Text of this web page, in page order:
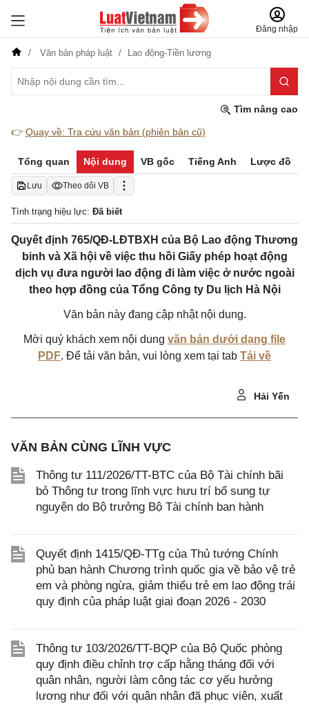
Đăng nhập
Văn bản pháp luật Lao động-Tiền lương
Tìm nâng cao
👉 Quay về: Tra cứu văn bản (phiên bản cũ)
Tổng quan Nội dung VB gốc Tiếng Anh Lược đồ
Lưu Theo dõi VB
Tình trạng hiệu lực: Đã biết
Quyết định 765/QĐ-LĐTBXH của Bộ Lao động Thương
binh và Xã hội về việc thu hồi Giấy phép hoạt động
dịch vụ đưa người lao động đi làm việc ở nước ngoài
theo hợp đồng của Tổng Công ty Du lịch Hà Nội
Văn bản này đang cập nhật nội dung.
Mời quý khách xem nội dung văn bản dưới dạng file
PDF. Để tải văn bản, vui lòng xem tại tab Tải về
Hải Yến
VĂN BẢN CÙNG LĨNH VỰC
Thông tư 111/2026/TT-BTC của Bộ Tài chính bãi
bỏ Thông tư trong lĩnh vực hưu trí bổ sung tự
nguyện do Bộ trưởng Bộ Tài chính ban hành
Quyết định 1415/QĐ-TTg của Thủ tướng Chính
phủ ban hành Chương trình quốc gia về bảo vệ trẻ
em và phòng ngừa, giảm thiểu trẻ em lao động trái
quy định của pháp luật giai đoạn 2026 - 2030
Thông tư 103/2026/TT-BQP của Bộ Quốc phòng
quy định điều chỉnh trợ cấp hằng tháng đối với
quân nhân, người làm công tác cơ yếu hưởng
lương như đối với quân nhân đã phục viên, xuất